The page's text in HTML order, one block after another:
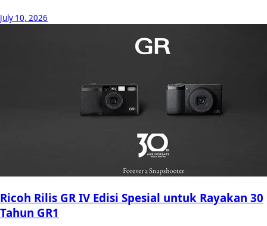
July 10, 2026
Ricoh Rilis GR IV Edisi Spesial untuk Rayakan 30
Tahun GR1